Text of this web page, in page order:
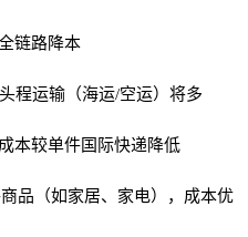
链路降本
程运输（海运/空运）将多
本较单件国际快递降低
品（如家居、家电），成本优